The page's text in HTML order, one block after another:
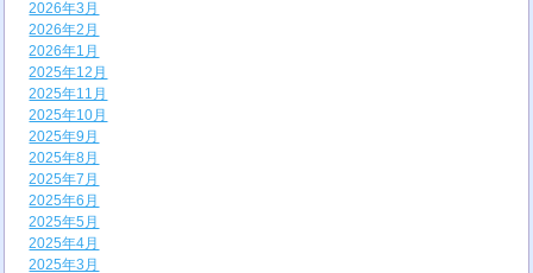
2026年3月
2026年2月
2026年1月
2025年12月
2025年11月
2025年10月
2025年9月
2025年8月
2025年7月
2025年6月
2025年5月
2025年4月
2025年3月